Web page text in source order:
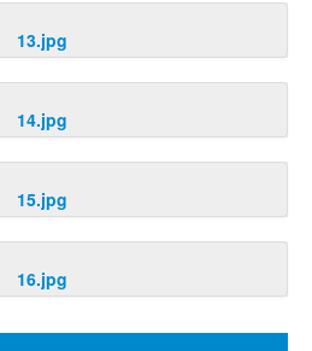
13.jpg
14.jpg
15.jpg
16.jpg